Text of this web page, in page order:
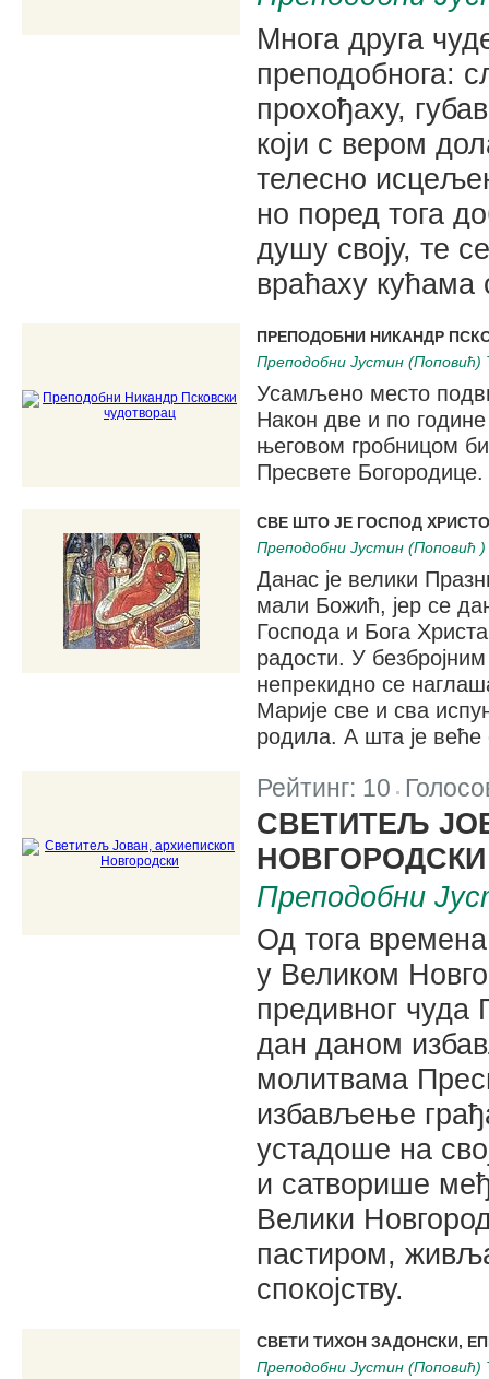
Многа друга
преподобнога:
прохођаху,
који с вером
телесно
но поред тога
душу своју, те
враћаху кућама
ПРЕПОДОБНИ НИКАНДР
Преподобни Јустин (Поповић)
Усамљено место
Након две и по
његовом гробницом
Пресвете Богородице.
СВЕ ШТО ЈЕ ГОСПОД
Преподобни Јустин (Поповић )
Данас је велики
мали Божић, јер се
Господа и Бога
радости. У
непрекидно се
Марије све и сва
родила. А шта је веће
Рейтинг: 10 |
СВЕТИТЕЉ
НОВГОРОДСКИ
Преподобни
Од тога
у Великом
предивног чуда
дан даном
молитвама
избављење
устадоше на
и сатворише
Велики
пастиром,
спокојству.
CВЕТИ ТИХОН ЗАДОНСКИ,
Преподобни Јустин (Поповић)